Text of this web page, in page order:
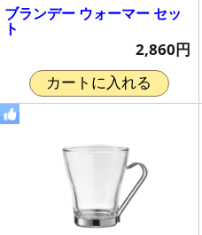
ブランデー ウォーマー セッ
ト
2,860円
カートに入れる